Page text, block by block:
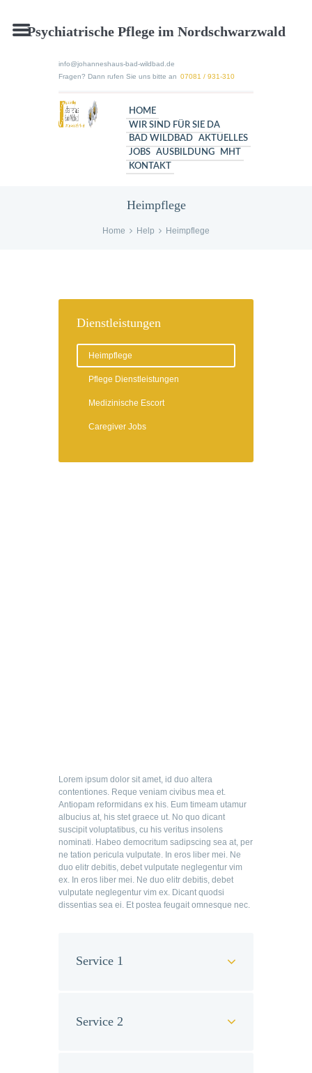
info@johanneshaus-bad-wildbad.de
Fragen? Dann rufen Sie uns bitte an 07081 / 931-310
HOME
WIR SIND FÜR SIE DA
BAD WILDBAD
AKTUELLES
JOBS
AUSBILDUNG
MHT
KONTAKT
Heimpflege
Home Help Heimpflege
Dienstleistungen
Heimpflege
Pflege Dienstleistungen
Medizinische Escort
Caregiver Jobs
Lorem ipsum dolor sit amet, id duo altera
contentiones. Reque veniam civibus mea et.
Antiopam reformidans ex his. Eum timeam utamur
albucius at, his stet graece ut. No quo dicant
suscipit voluptatibus, cu his veritus insolens
nominati. Habeo democritum sadipscing sea at, per
ne tation pericula vulputate. In eros liber mei. Ne
duo elitr debitis, debet vulputate neglegentur vim
ex. In eros liber mei. Ne duo elitr debitis, debet
vulputate neglegentur vim ex. Dicant quodsi
dissentias sea ei. Et postea feugait omnesque nec.
Service 1
Service 2
Psychiatrische Pflege im Nordschwarzwald